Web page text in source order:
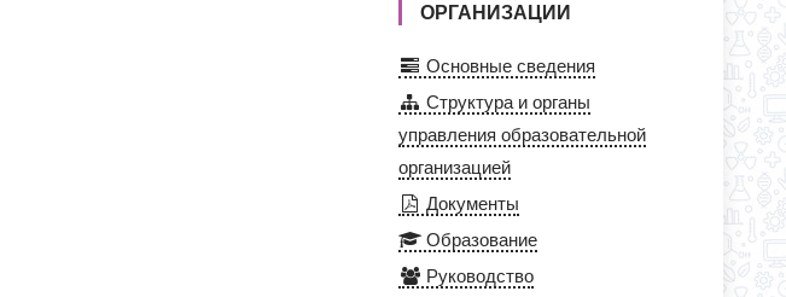
ОРГАНИЗАЦИИ
Основные сведения
Структура и органы
управления образовательной
организацией
Документы
Образование
Руководство